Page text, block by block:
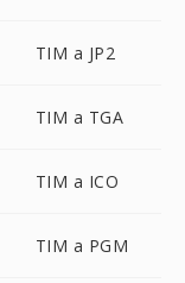
TIM a JP2
TIM a TGA
TIM a ICO
TIM a PGM